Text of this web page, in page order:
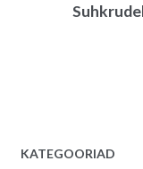
KATEGOORIAD